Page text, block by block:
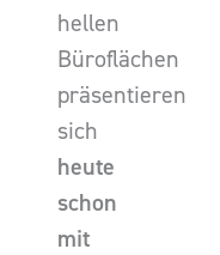
hellen
Büroflächen
präsentieren
sich
heute
schon
mit